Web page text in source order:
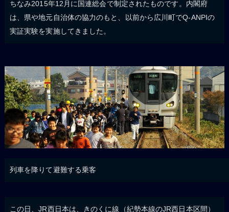
ちなみ2015年12月に国連総会で制定されたものです。内閣府
は、県や地元自治体の協力のもと、以前から広川町でQ-ANPIの
実証実験を実施してきました。
列車を降りて避難する乗客
この日、JR西日本は、きのくに線（紀勢本線のJR西日本区間）